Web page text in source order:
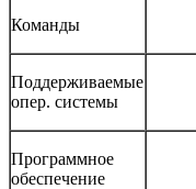
Команды
Поддерживаемые
опер. системы
Программное
обеспечение